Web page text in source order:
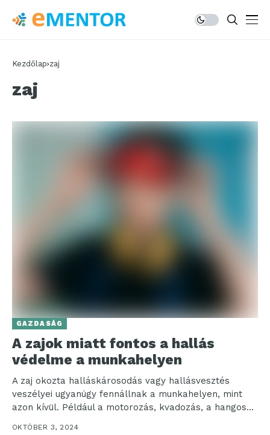
Kezdőlap zaj
zaj
GAZDASÁG
A zajok miatt fontos a hallás
védelme a munkahelyen
A zaj okozta halláskárosodás vagy hallásvesztés
veszélyei ugyanúgy fennállnak a munkahelyen, mint
azon kívül. Például a motorozás, kvadozás, a hangos
koncertek is károsíthatják...
OKTÓBER 3, 2024